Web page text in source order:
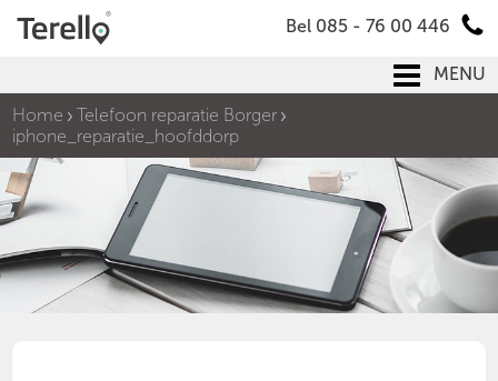
Bel 085 - 76 00 446
MENU
Home
Telefoon reparatie Borger
iphone_reparatie_hoofddorp